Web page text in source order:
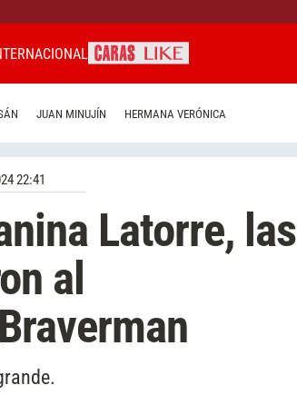
JUAN MINUJÍN HERMANA VERÓNICA
22:41
Latorre, las
al